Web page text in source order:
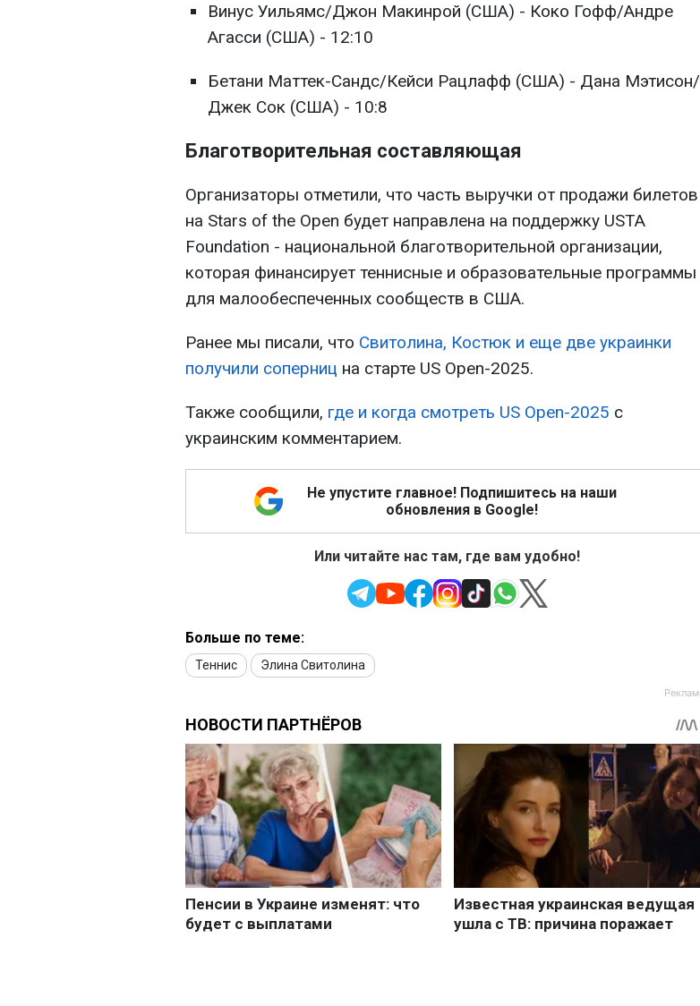
Винус Уильямс/Джон Макинрой (США) - Коко Гофф/Андре
Агасси (США) - 12:10
Бетани Маттек-Сандс/Кейси Рацлафф (США) - Дана Мэтисон/
Джек Сок (США) - 10:8
Благотворительная составляющая
Организаторы отметили, что часть выручки от продажи билетов
на Stars of the Open будет направлена на поддержку USTA
Foundation - национальной благотворительной организации,
которая финансирует теннисные и образовательные программы
для малообеспеченных сообществ в США.
Ранее мы писали, что Свитолина, Костюк и еще две украинки
получили соперниц на старте US Open-2025.
Также сообщили, где и когда смотреть US Open-2025 с
украинским комментарием.
Не упустите главное! Подпишитесь на наши
обновления в Google!
Или читайте нас там, где вам удобно!
Больше по теме:
Теннис Элина Свитолина